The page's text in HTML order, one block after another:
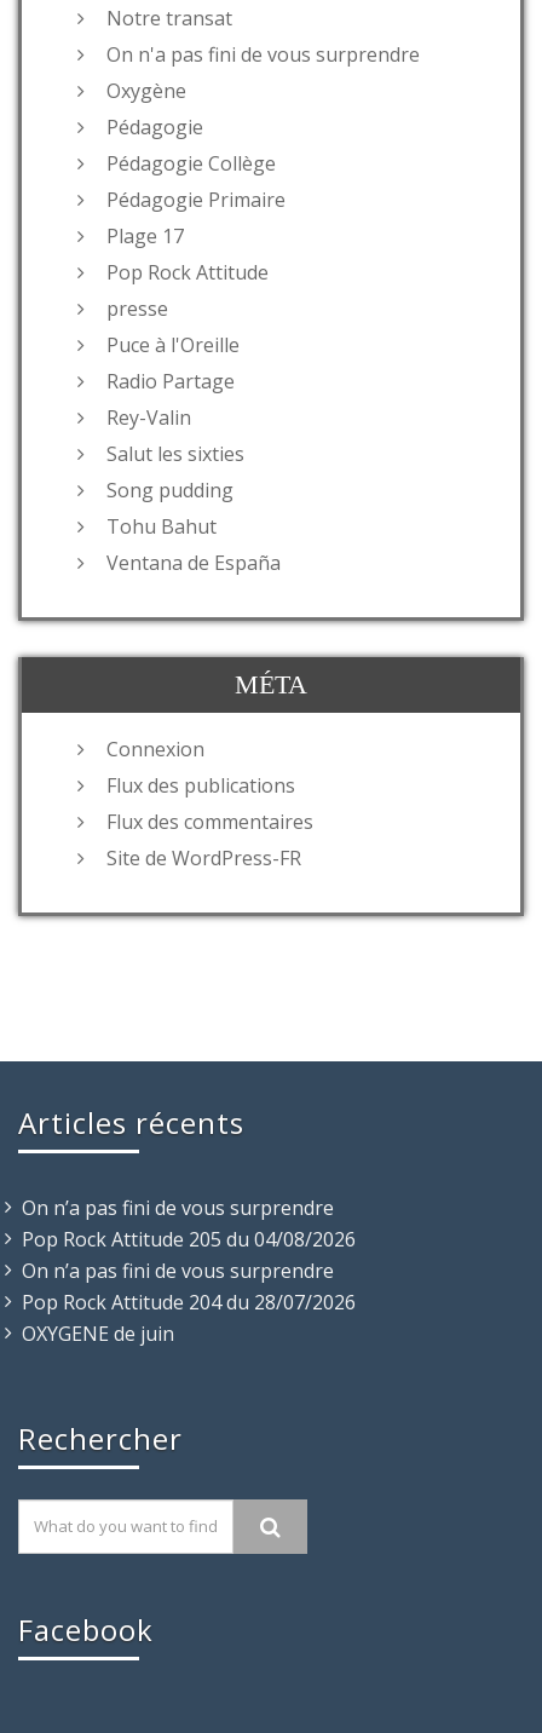
Notre transat
On n'a pas fini de vous surprendre
Oxygène
Pédagogie
Pédagogie Collège
Pédagogie Primaire
Plage 17
Pop Rock Attitude
presse
Puce à l'Oreille
Radio Partage
Rey-Valin
Salut les sixties
Song pudding
Tohu Bahut
Ventana de España
MÉTA
Connexion
Flux des publications
Flux des commentaires
Site de WordPress-FR
Articles récents
On n’a pas fini de vous surprendre
Pop Rock Attitude 205 du 04/08/2026
On n’a pas fini de vous surprendre
Pop Rock Attitude 204 du 28/07/2026
OXYGENE de juin
Rechercher
Facebook